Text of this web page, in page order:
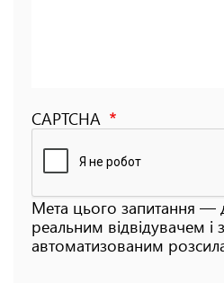
CAPTCHA
Мета цього запитання —
реальним відвідувачем і
автоматизованим